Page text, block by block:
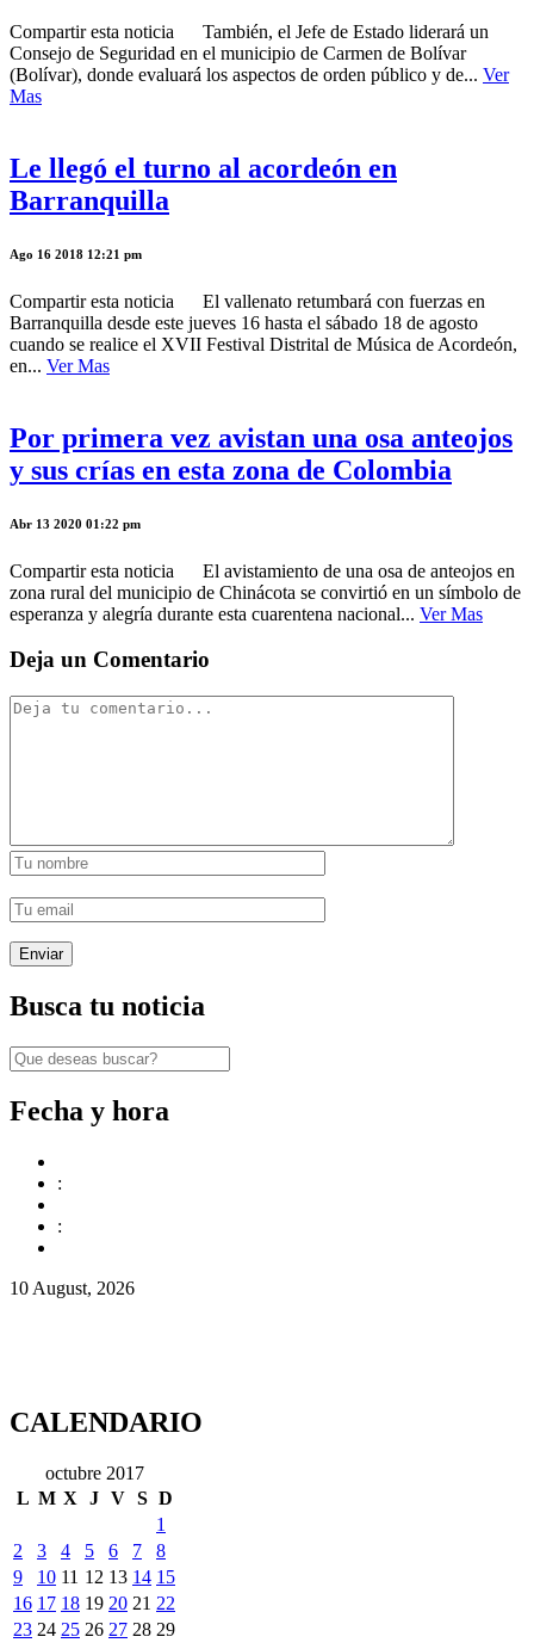
Compartir esta noticia También, el Jefe de Estado liderará un
Consejo de Seguridad en el municipio de Carmen de Bolívar
(Bolívar), donde evaluará los aspectos de orden público y de... Ver
Mas
Le llegó el turno al acordeón en
Barranquilla
Ago 16 2018 12:21 pm
Compartir esta noticia El vallenato retumbará con fuerzas en
Barranquilla desde este jueves 16 hasta el sábado 18 de agosto
cuando se realice el XVII Festival Distrital de Música de Acordeón,
en... Ver Mas
Por primera vez avistan una osa anteojos
y sus crías en esta zona de Colombia
Abr 13 2020 01:22 pm
Compartir esta noticia El avistamiento de una osa de anteojos en
zona rural del municipio de Chinácota se convirtió en un símbolo de
esperanza y alegría durante esta cuarentena nacional... Ver Mas
Deja un Comentario
Busca tu noticia
Fecha y hora
:
:
10 August, 2026
CALENDARIO
octubre 2017
L M X J V S D
1
2
3 4 5 6 7
8
9
10 11 12 13 14 15
16 17 18 19 20 21 22
23 24 25 26 27 28 29